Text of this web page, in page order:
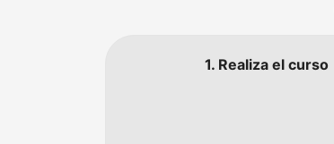
1. Realiza el curso